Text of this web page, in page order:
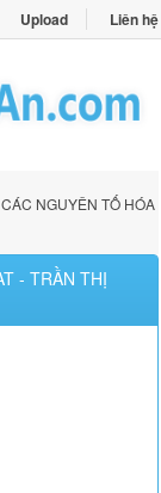
Upload Liên hệ
NGUYÊN TỐ HÓA
- TRẦN THỊ